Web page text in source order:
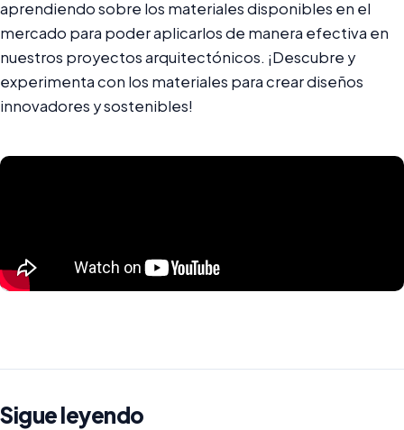
aprendiendo sobre los materiales disponibles en el
mercado para poder aplicarlos de manera efectiva en
nuestros proyectos arquitectónicos. ¡Descubre y
experimenta con los materiales para crear diseños
innovadores y sostenibles!
Sigue leyendo